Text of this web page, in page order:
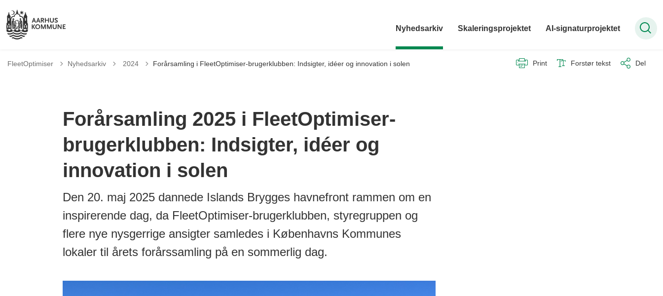
Nyhedsarkiv Skaleringsprojektet AI-signaturprojektet
FleetOptimiser Nyhedsarkiv Tilbage til
2024 Forårsamling i FleetOptimiser-brugerklubben: Indsigter, idéer og innovation i solen Print Forstør tekst Del
Forårsamling 2025 i FleetOptimiser-
brugerklubben: Indsigter, idéer og
innovation i solen
Den 20. maj 2025 dannede Islands Brygges havnefront rammen om en
inspirerende dag, da FleetOptimiser-brugerklubben, styregruppen og
flere nye nysgerrige ansigter samledes i Københavns Kommunes
lokaler til årets forårssamling på en sommerlig dag.